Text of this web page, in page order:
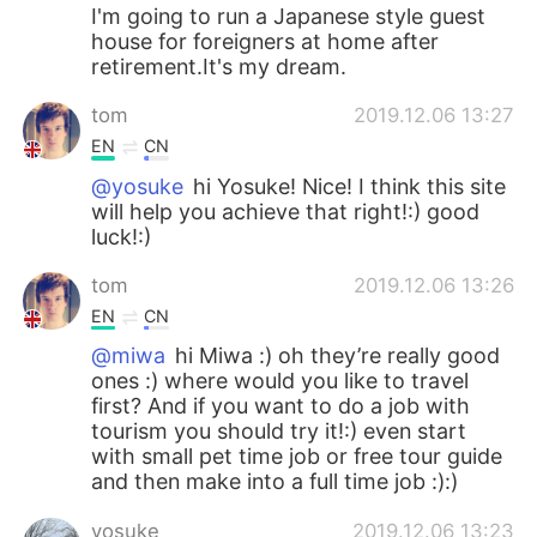
I'm going to run a Japanese style guest
house for foreigners at home after
retirement.It's my dream.
tom 2019.12.06 13:27
EN CN
@yosuke hi Yosuke! Nice! I think this site
will help you achieve that right!:) good
luck!:)
tom 2019.12.06 13:26
EN CN
@miwa hi Miwa :) oh they’re really good
ones :) where would you like to travel
first? And if you want to do a job with
tourism you should try it!:) even start
with small pet time job or free tour guide
and then make into a full time job :):)
yosuke 2019.12.06 13:23